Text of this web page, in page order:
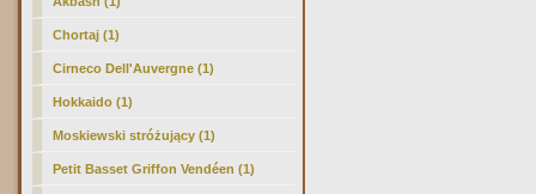
Chortaj (1)
Cirneco Dell'Auvergne (1)
Hokkaido (1)
Moskiewski stróżujący (1)
Petit Basset Griffon Vendéen (1)